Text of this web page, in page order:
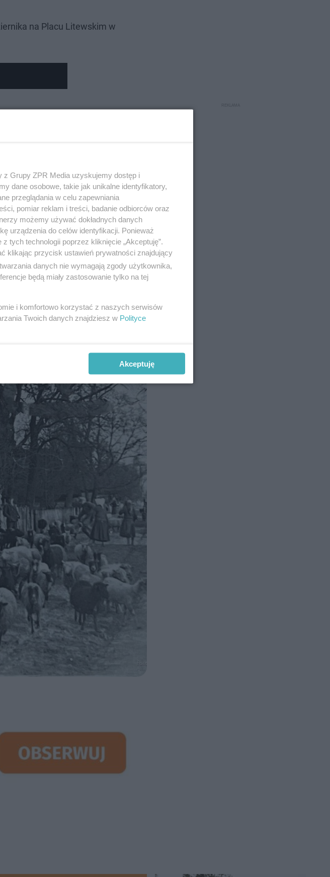
na Placu Litewskim w
niezwykłe zdjęcia
13
z Grupy ZPR Media uzyskujemy dostęp i
dane osobowe, takie jak unikalne identyfikatory,
przeglądania w celu zapewniania
pomiar reklam i treści, badanie odbiorców oraz
możemy używać dokładnych danych
urządzenia do celów identyfikacji. Ponieważ
tych technologii poprzez kliknięcie „Akceptuję”.
klikając przycisk ustawień prywatności znajdujący
danych nie wymagają zgody użytkownika,
będą miały zastosowanie tylko na tej
i komfortowo korzystać z naszych serwisów
Twoich danych znajdziesz w Polityce
Akceptuję